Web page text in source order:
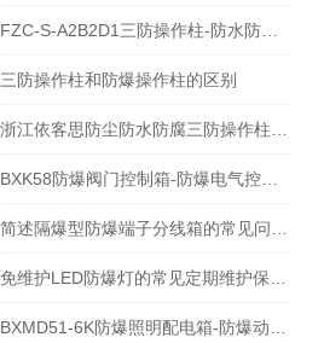
三防操作柱和防爆操作柱的区别